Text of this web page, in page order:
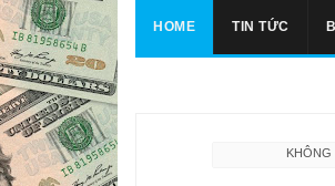
HOME TIN TỨC